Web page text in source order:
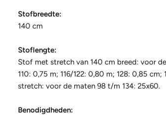
Stofbreedte:
140 cm
Stoflengte:
Stof met stretch van 140 cm breed: voor
110: 0,75 m; 116/122: 0,80 m; 128: 0,85
stretch: voor de maten 98 t/m 134: 25x60.
Benodigdheden: